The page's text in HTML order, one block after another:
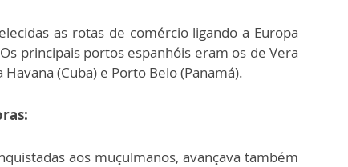
as rotas de comércio ligando a Europa
principais portos espanhóis eram os de Vera
(Cuba) e Porto Belo (Panamá).
aos muçulmanos, avançava também